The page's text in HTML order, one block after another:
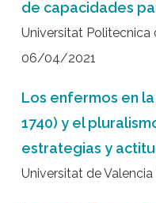
de capacidades
Universitat Politecnica
06/04/2021
Los enfermos en
1740) y el
estrategias y
Universitat de